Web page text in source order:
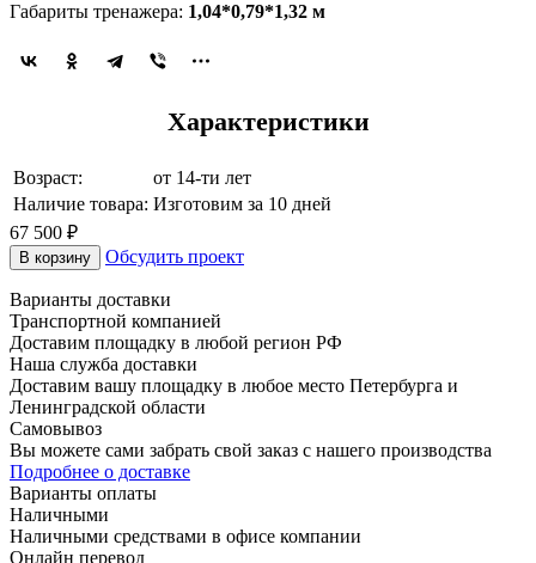
Габариты тренажера: 1,04*0,79*1,32 м
Характеристики
Возраст:
от 14-ти лет
Наличие товара: Изготовим за 10 дней
67 500 ₽
В корзину Обсудить проект
Варианты доставки
Транспортной компанией
Доставим площадку в любой регион РФ
Наша служба доставки
Доставим вашу площадку в любое место Петербурга и
Ленинградской области
Самовывоз
Вы можете сами забрать свой заказ с нашего производства
Подробнее о доставке
Варианты оплаты
Наличными
Наличными средствами в офисе компании
Онлайн перевод